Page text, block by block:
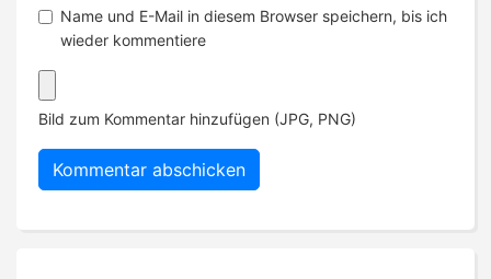
Name und E-Mail in diesem Browser speichern, bis ich
wieder kommentiere
Bild zum Kommentar hinzufügen (JPG, PNG)